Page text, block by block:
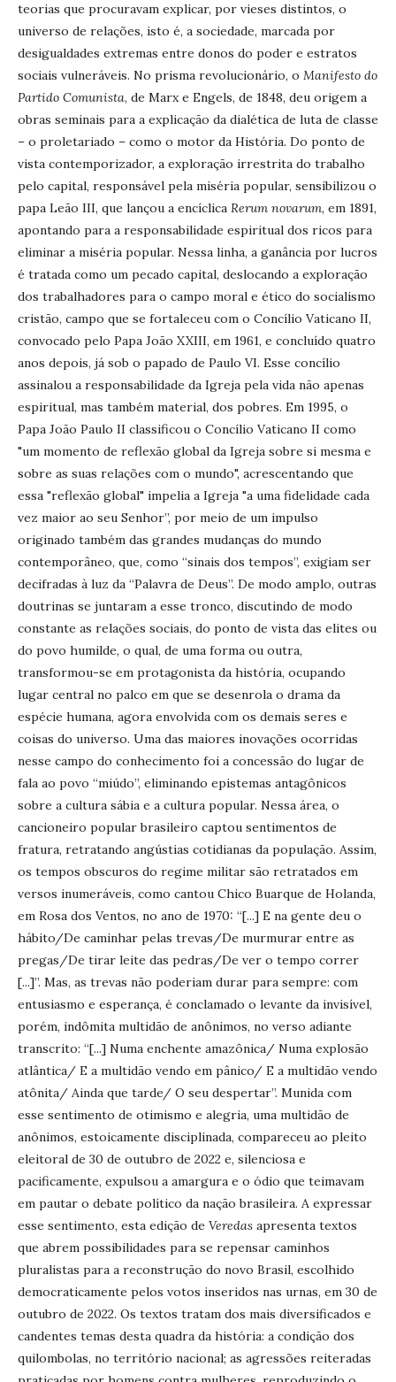
teorias que procuravam explicar, por vieses distintos, o
universo de relações, isto é, a sociedade, marcada por
desigualdades extremas entre donos do poder e estratos
sociais vulneráveis. No prisma revolucionário, o Manifesto do
Partido Comunista, de Marx e Engels, de 1848, deu origem a
obras seminais para a explicação da dialética de luta de classe
– o proletariado – como o motor da História. Do ponto de
vista contemporizador, a exploração irrestrita do trabalho
pelo capital, responsável pela miséria popular, sensibilizou o
papa Leão III, que lançou a encíclica Rerum novarum, em 1891,
apontando para a responsabilidade espiritual dos ricos para
eliminar a miséria popular. Nessa linha, a ganância por lucros
é tratada como um pecado capital, deslocando a exploração
dos trabalhadores para o campo moral e ético do socialismo
cristão, campo que se fortaleceu com o Concílio Vaticano II,
convocado pelo Papa João XXIII, em 1961, e concluído quatro
anos depois, já sob o papado de Paulo VI. Esse concílio
assinalou a responsabilidade da Igreja pela vida não apenas
espiritual, mas também material, dos pobres. Em 1995, o
Papa João Paulo II classificou o Concílio Vaticano II como
"um momento de reflexão global da Igreja sobre si mesma e
sobre as suas relações com o mundo", acrescentando que
essa "reflexão global" impelia a Igreja "a uma fidelidade cada
vez maior ao seu Senhor”, por meio de um impulso
originado também das grandes mudanças do mundo
contemporâneo, que, como “sinais dos tempos”, exigiam ser
decifradas à luz da “Palavra de Deus”. De modo amplo, outras
doutrinas se juntaram a esse tronco, discutindo de modo
constante as relações sociais, do ponto de vista das elites ou
do povo humilde, o qual, de uma forma ou outra,
transformou-se em protagonista da história, ocupando
lugar central no palco em que se desenrola o drama da
espécie humana, agora envolvida com os demais seres e
coisas do universo. Uma das maiores inovações ocorridas
nesse campo do conhecimento foi a concessão do lugar de
fala ao povo “miúdo”, eliminando epistemas antagônicos
sobre a cultura sábia e a cultura popular. Nessa área, o
cancioneiro popular brasileiro captou sentimentos de
fratura, retratando angústias cotidianas da população. Assim,
os tempos obscuros do regime militar são retratados em
versos inumeráveis, como cantou Chico Buarque de Holanda,
em Rosa dos Ventos, no ano de 1970: “[...] E na gente deu o
hábito/De caminhar pelas trevas/De murmurar entre as
pregas/De tirar leite das pedras/De ver o tempo correr
[...]”. Mas, as trevas não poderiam durar para sempre: com
entusiasmo e esperança, é conclamado o levante da invisível,
porém, indômita multidão de anônimos, no verso adiante
transcrito: “[...] Numa enchente amazônica/ Numa explosão
atlântica/ E a multidão vendo em pânico/ E a multidão vendo
atônita/ Ainda que tarde/ O seu despertar”. Munida com
esse sentimento de otimismo e alegria, uma multidão de
anônimos, estoicamente disciplinada, compareceu ao pleito
eleitoral de 30 de outubro de 2022 e, silenciosa e
pacificamente, expulsou a amargura e o ódio que teimavam
em pautar o debate político da nação brasileira. A expressar
esse sentimento, esta edição de Veredas apresenta textos
que abrem possibilidades para se repensar caminhos
pluralistas para a reconstrução do novo Brasil, escolhido
democraticamente pelos votos inseridos nas urnas, em 30 de
outubro de 2022. Os textos tratam dos mais diversificados e
candentes temas desta quadra da história: a condição dos
quilombolas, no território nacional; as agressões reiteradas